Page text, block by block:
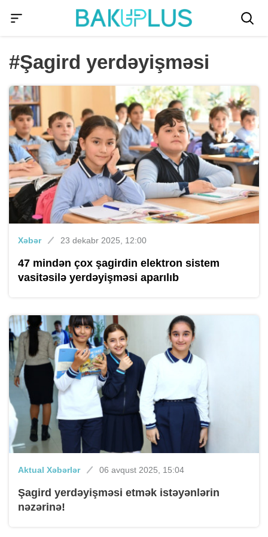
#Şagird yerdəyişməsi
Xəbər 23 dekabr 2025, 12:00
47 mindən çox şagirdin elektron sistem
vasitəsilə yerdəyişməsi aparılıb
Aktual Xəbərlər 06 avqust 2025, 15:04
Şagird yerdəyişməsi etmək istəyənlərin
nəzərinə!